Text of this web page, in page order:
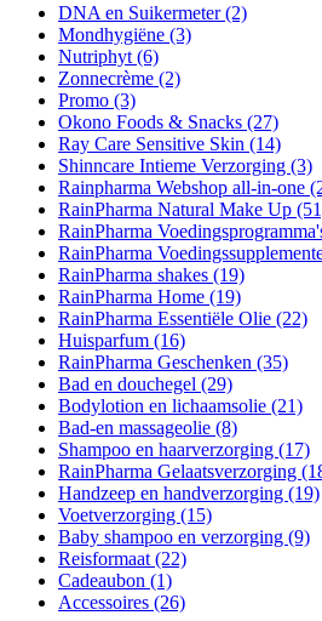
DNA en Suikermeter(2)
Mondhygiëne (3)
Nutriphyt (6)
Zonnecrème (2)
Promo (3)
Okono Foods & Snacks (27)
Ray Care Sensitive Skin (14)
Shinncare Intieme Verzorging (3)
Rainpharma Webshop all-in-one
RainPharma Natural Make Up
RainPharma
RainPharma
RainPharma shakes (19)
RainPharma Home (19)
RainPharma Essentiële Olie (22)
Huisparfum (16)
RainPharma Geschenken (35)
Bad en douchegel (29)
Bodylotion en lichaamsolie (21)
Bad-en massageolie (8)
Shampoo en haarverzorging (17)
RainPharma Gelaatsverzorging
Handzeep en handverzorging (19)
Voetverzorging (15)
Baby shampoo en verzorging (9)
Reisformaat (22)
Cadeaubon (1)
Accessoires (26)